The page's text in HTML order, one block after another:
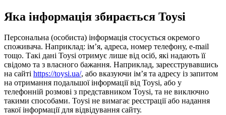
Яка інформація збирається Toysi
Персональна (особиста) інформація стосується окремого
споживача. Наприклад: ім’я, адреса, номер телефону, e-mail
тощо. Такі дані Toysi отримує лише від осіб, які надають її
свідомо та з власного бажання. Наприклад, зареєструвавшись
на сайті https://toysi.ua/, або вказуючи ім’я та адресу із запитом
на отримання подальшої інформації від Toysi, або у
телефонній розмові з представником Toysi, та не виключно
такими способами. Toysi не вимагає реєстрації або надання
такої інформації для відвідування сайту.